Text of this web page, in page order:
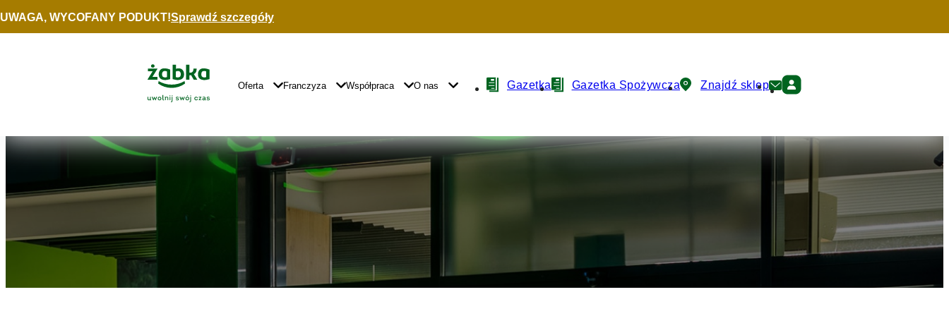
Idź do treści
UWAGA, WYCOFANY PODUKT!Sprawdź szczegóły
Główne
Logo
Główna
Nawigacja
Oferta Franczyza Współpraca O nas
NawigacjaGazetka Gazetka Spożywcza Znajdź sklep